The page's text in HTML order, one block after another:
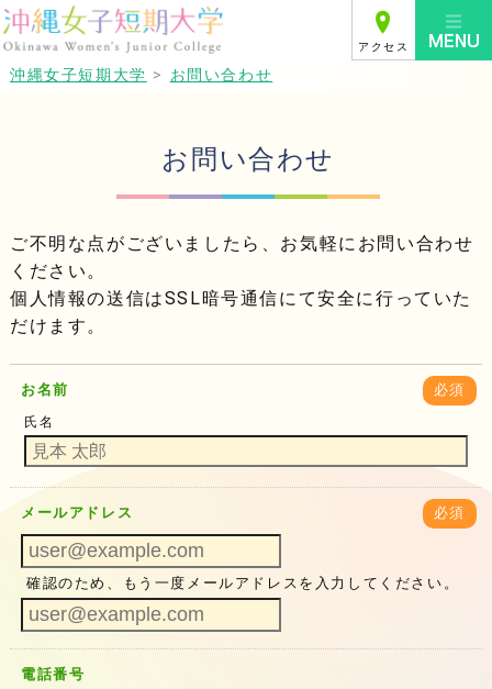
アクセス
沖縄女子短期大学 > お問い合わせ
お問い合わせ
ご不明な点がございましたら、お気軽にお問い合わせ
ください。
個人情報の送信はSSL暗号通信にて安全に行っていた
だけます。
お名前 必須
氏名
メールアドレス 必須
確認のため、もう一度メールアドレスを入力してください。
電話番号